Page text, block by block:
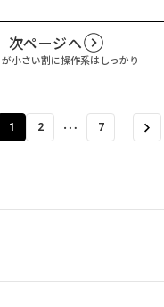
次ページへ
が小さい割に操作系はしっかり
1 2 … 7